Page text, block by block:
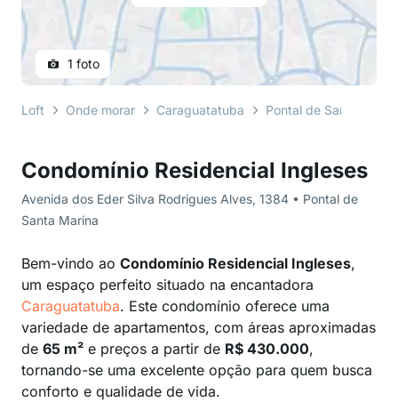
Condomínio Residencial Ingleses
Avenida dos Eder Silva Rodrigues Alves, 1384 • Pontal de
Santa Marina
Bem-vindo ao Condomínio Residencial Ingleses,
um espaço perfeito situado na encantadora
Caraguatatuba. Este condomínio oferece uma
variedade de apartamentos, com áreas aproximadas
de 65 m² e preços a partir de R$ 430.000,
tornando-se uma excelente opção para quem busca
conforto e qualidade de vida.
1 foto
Loft Onde morar Caraguatatuba Pontal de Santa